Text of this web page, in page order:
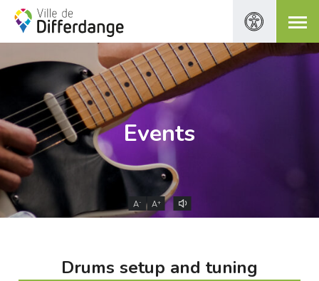
Events
A- A+
Drums setup and tuning